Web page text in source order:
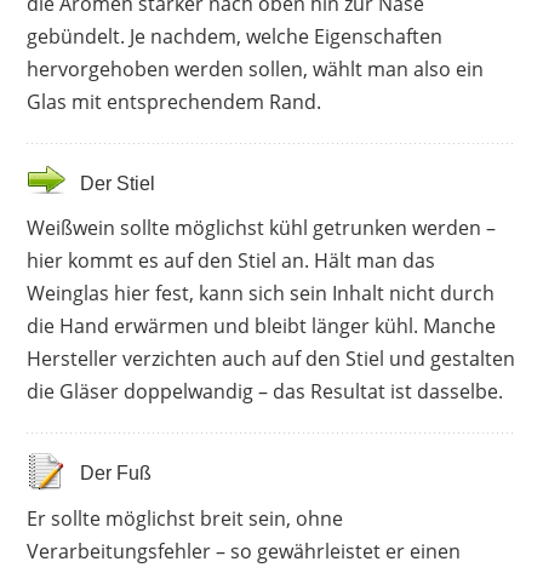
gebündelt. Je nachdem, welche Eigenschaften
hervorgehoben werden sollen, wählt man also ein
Glas mit entsprechendem Rand.
Der Stiel
Weißwein sollte möglichst kühl getrunken werden –
hier kommt es auf den Stiel an. Hält man das
Weinglas hier fest, kann sich sein Inhalt nicht durch
die Hand erwärmen und bleibt länger kühl. Manche
Hersteller verzichten auch auf den Stiel und gestalten
die Gläser doppelwandig – das Resultat ist dasselbe.
Der Fuß
Er sollte möglichst breit sein, ohne
Verarbeitungsfehler – so gewährleistet er einen